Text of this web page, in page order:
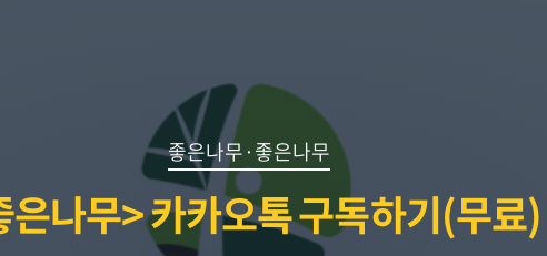
좋은나무·좋은나무
은나무> 카카오톡 구독하기(무료)